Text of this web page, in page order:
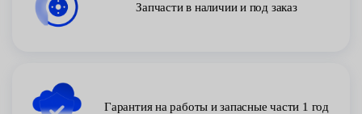
Запчасти в наличии и под заказ
Гарантия на работы и запасные части 1 год